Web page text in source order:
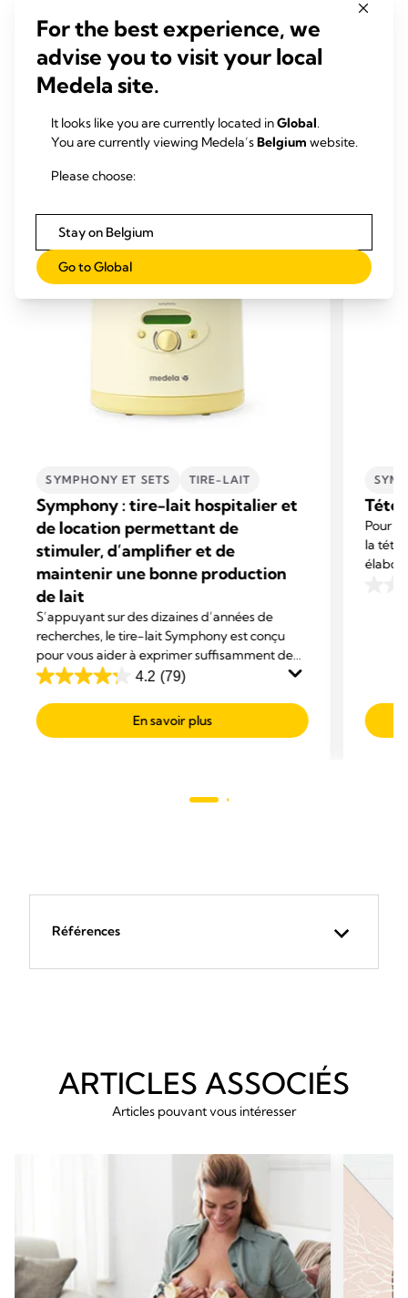
Ramsay DT, Kent JC, Hartmann RA and Hartmann PE (2005)
Journal of anatomy, 206:525-534
PRODUITS ASSOCIÉS
SYMPHONY ET SETS TIRE-LAIT
Symphony : tire-lait hospitalier et
de location permettant de
stimuler, d’amplifier et de
maintenir une bonne production
de lait
S’appuyant sur des dizaines d’années de
recherches, le tire-lait Symphony est conçu
pour vous aider à exprimer suffisamment de
lait pour favoriser l’allaitement de votre bébé.
4.2 (79)
4.2
sur
5
En savoir plus
Pour
la
Références
ARTICLES ASSOCIÉS
Articles pouvant vous intéresser
For the best experience, we
advise you to visit your local
Medela site.
It looks like you are currently located inGlobal.
You are currently viewing Medela’sBelgium website.
Please choose:
Stay on Belgium
Go to Global